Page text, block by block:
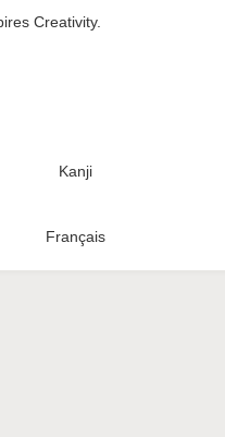
Creativity.
Kanji
Français